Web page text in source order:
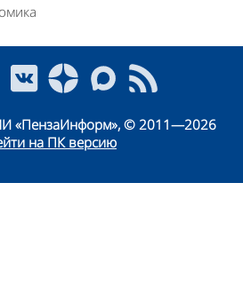
«ПензаИнформ», © 2011—2026
на ПК версию